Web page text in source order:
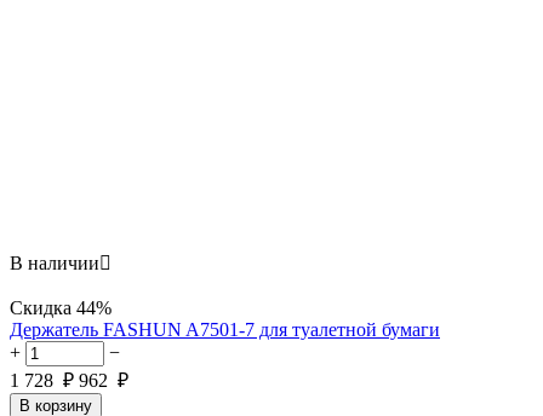
В наличии
Скидка 44%
Держатель FASHUN A7501-7 для туалетной бумаги
+
−
1 728 ₽ 962 ₽
В корзину